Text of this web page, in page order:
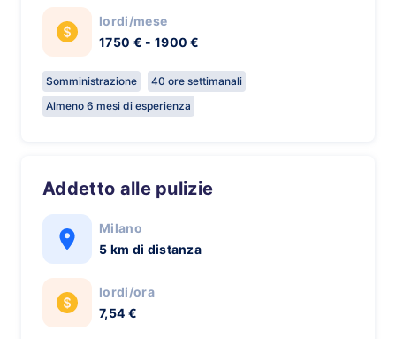
lordi/mese
1750 € - 1900 €
Somministrazione
40 ore settimanali
Almeno 6 mesi di esperienza
Addetto alle pulizie
Milano
5 km di distanza
lordi/ora
7,54 €